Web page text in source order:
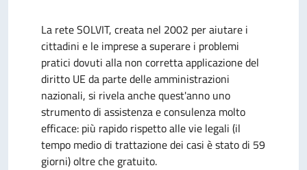
La rete SOLVIT, creata nel 2002 per aiutare i
cittadini e le imprese a superare i problemi
pratici dovuti alla non corretta applicazione del
diritto UE da parte delle amministrazioni
nazionali, si rivela anche quest'anno uno
strumento di assistenza e consulenza molto
efficace: più rapido rispetto alle vie legali (il
tempo medio di trattazione dei casi è stato di 59
giorni) oltre che gratuito.